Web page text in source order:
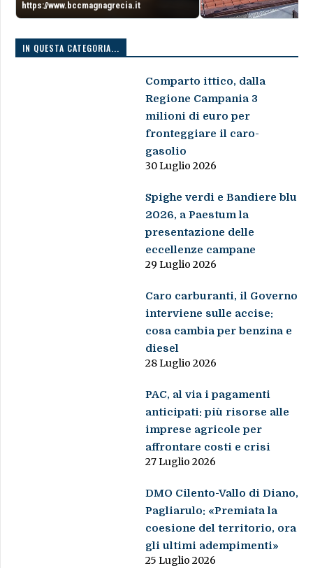
https://www.bccmagnagrecia.it
IN QUESTA CATEGORIA...
Comparto ittico, dalla
Regione Campania 3
milioni di euro per
fronteggiare il caro-
gasolio
30 Luglio 2026
Spighe verdi e Bandiere blu
2026, a Paestum la
presentazione delle
eccellenze campane
29 Luglio 2026
Caro carburanti, il Governo
interviene sulle accise:
cosa cambia per benzina e
diesel
28 Luglio 2026
PAC, al via i pagamenti
anticipati: più risorse alle
imprese agricole per
affrontare costi e crisi
27 Luglio 2026
DMO Cilento-Vallo di Diano,
Pagliarulo: «Premiata la
coesione del territorio, ora
gli ultimi adempimenti»
25 Luglio 2026